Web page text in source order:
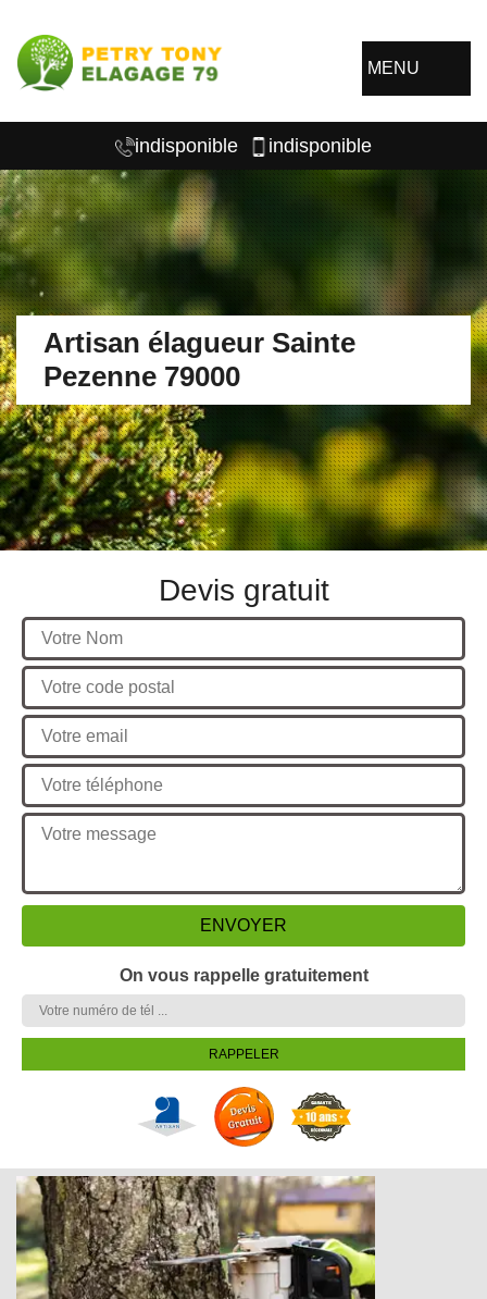
MENU
indisponible indisponible
Artisan élagueur Sainte
Pezenne 79000
Devis gratuit
On vous rappelle gratuitement